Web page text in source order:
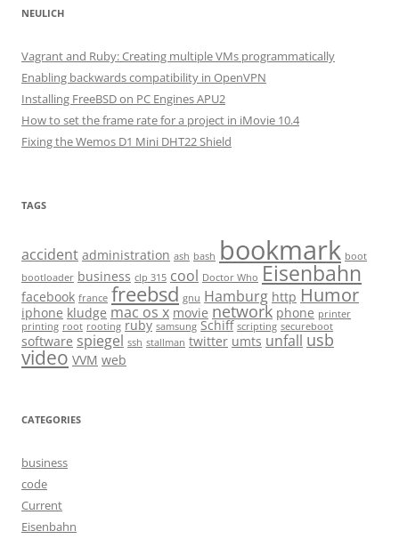
NEULICH
Vagrant and Ruby: Creating multiple VMs programmatically
Enabling backwards compatibility in OpenVPN
Installing FreeBSD on PC Engines APU2
How to set the frame rate for a project in iMovie 10.4
Fixing the Wemos D1 Mini DHT22 Shield
TAGS
accident administration ash bash bookmark boot
bootloader business clp 315 cool Doctor Who Eisenbahn
facebook france freebsd gnu Hamburg http Humor
iphone kludge mac os x movie network phone printer
printing root rooting ruby samsung Schiff scripting secureboot
software spiegel ssh stallman twitter umts unfall usb
video VVM web
CATEGORIES
business
code
Current
Eisenbahn